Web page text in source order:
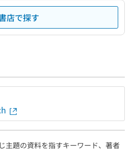
店で探す
主題の資料を指すキーワード、著者